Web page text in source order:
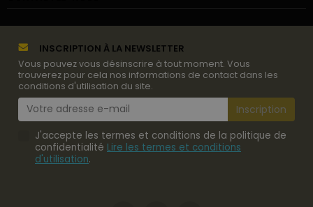
INSCRIPTION À LA NEWSLETTER
Vous pouvez vous désinscrire à tout moment. Vous
trouverez pour cela nos informations de contact dans les
conditions d'utilisation du site.
J'accepte les termes et conditions de la politique de
confidentialité Lire les termes et conditions
d'utilisation.